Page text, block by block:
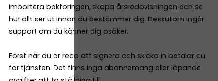
importera bokföringen, skapa årsredovisningen och se
hur allt ser ut innan du bestämmer dig. Dessutom ingår
support om du känner dig osäker.
Först när du är redo att signera och skicka in betalar du
för tjänsten. Det finns inga abonnemang eller löpande